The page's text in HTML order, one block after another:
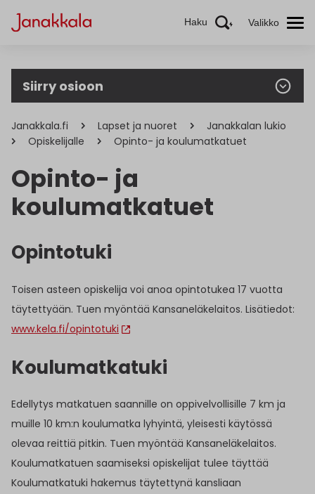
Haku Valikko
Siirry osioon
Janakkala.fi Lapset ja nuoret
Janakkalan lukio
Opiskelijalle
Opinto- ja koulumatkatuet
Opinto- ja
koulumatkatuet
Opintotuki
Toisen asteen opiskelija voi anoa opintotukea 17 vuotta
täytettyään. Tuen myöntää Kansaneläkelaitos. Lisätiedot:
www.kela.fi/opintotuki
Koulumatkatuki
Edellytys matkatuen saannille on oppivelvollisille 7 km ja
muille 10 km:n koulumatka lyhyintä, yleisesti käytössä
olevaa reittiä pitkin. Tuen myöntää Kansaneläkelaitos.
Koulumatkatuen saamiseksi opiskelijat tulee täyttää
Koulumatkatuki hakemus täytettynä kansliaan